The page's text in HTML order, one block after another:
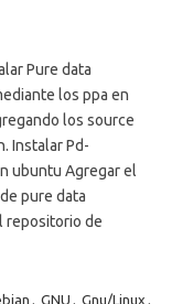
Pure data
los ppa en
los source
Instalar Pd-
ubuntu Agregar el
pure data
repositorio de
, GNU , Gnu/Linux ,